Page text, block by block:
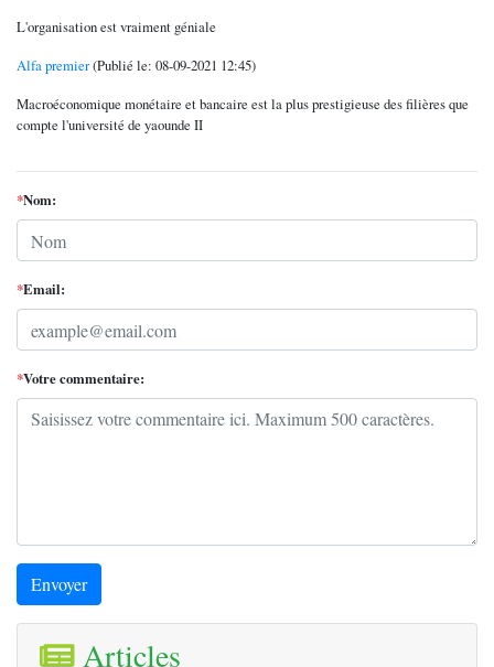
L'organisation est vraiment géniale
Alfa premier(Publié le: 08-09-2021 12:45)
Macroéconomique monétaire et bancaire est la plus prestigieuse des filières que
compte l'université de yaounde II
*Nom:
*Email:
*Votre commentaire:
Envoyer
Articles